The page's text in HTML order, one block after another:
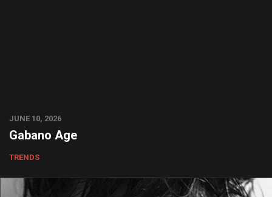
JUNE 10, 2026
Gabano Age
TRENDS